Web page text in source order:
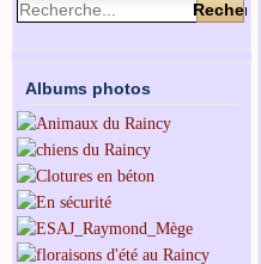
Albums photos